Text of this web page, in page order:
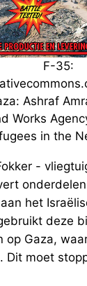
F-35:
Ashraf
Works
in the
-
het
deze
op Gaza,
Dit moet